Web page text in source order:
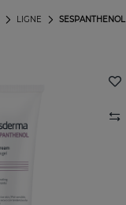
SESPANTHENOL
LIGNE